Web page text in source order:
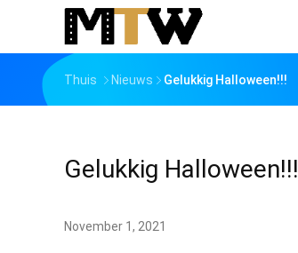
Thuis Nieuws Gelukkig Halloween!!!
Gelukkig Halloween!!!
November 1, 2021